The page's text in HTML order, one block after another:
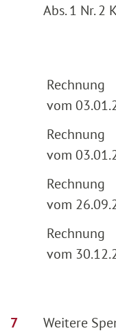
Abs. 1 Nr. 2
Rechnung
vom
Rechnung
vom
Rechnung
vom
Rechnung
vom
Weitere